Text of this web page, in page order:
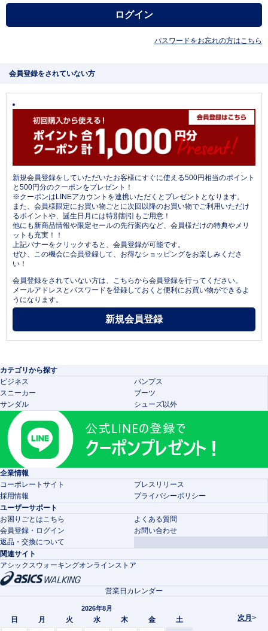
パスワードをお忘れの方はこちら
会員登録をされていない方
新規会員登録をしていただいたお客様にすぐに使える500円相当のポイント
と500円分のクーポンをプレゼント！
※クーポンはLINEアカウントを連携いただくとプレゼントとなります。
また、会員様限定にお買い物ごとに次回以降のお買い物でご利用いただけ
るポイントや、誕生日月には特別割引もご用意！
他にも新商品情報や限定セールの先行案内など、会員様だけの特典やメリ
ットも充実！！
上記バナーをクリックすると、会員登録が可能です。
ぜひ、この機会に会員登録して、お得なショッピングをお楽しみくださ
い！
会員登録をされていない方は、こちらから会員登録を行ってください。
メールアドレスとパスワードを登録しておくと便利にお買い物ができるよ
うになります。
カテゴリから探す
ビジネス
パンプス
スニーカー
ブーツ
サンダル
シューズ以外
企業情報
コーポレートサイト
プレスリリース
採用情報
プライバシーポリシー
ユーザーサポート
お困りごとはこちら
よくある質問
会員登録・ログイン
お問い合わせ
返品・交換について
関連サイト
アシックスウォーキングオンラインストア
次月 >
営業日カレンダー
2026年8月
日 月 火 水 木 金 土